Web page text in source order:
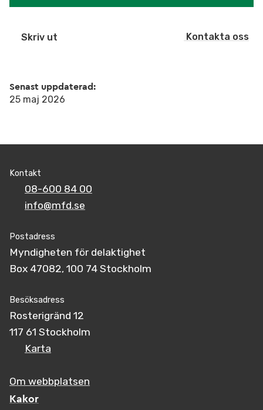
Skriv ut Kontakta oss
Senast uppdaterad:
25 maj 2026
Kontakt
08-600 84 00
info@mfd.se
Postadress
Myndigheten för delaktighet
Box 47082, 100 74 Stockholm
Besöksadress
Rosterigränd 12
117 61 Stockholm
Karta
Om webbplatsen
Kakor